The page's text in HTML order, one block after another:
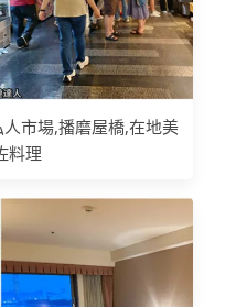
市場,播磨屋橋,在地美
料理